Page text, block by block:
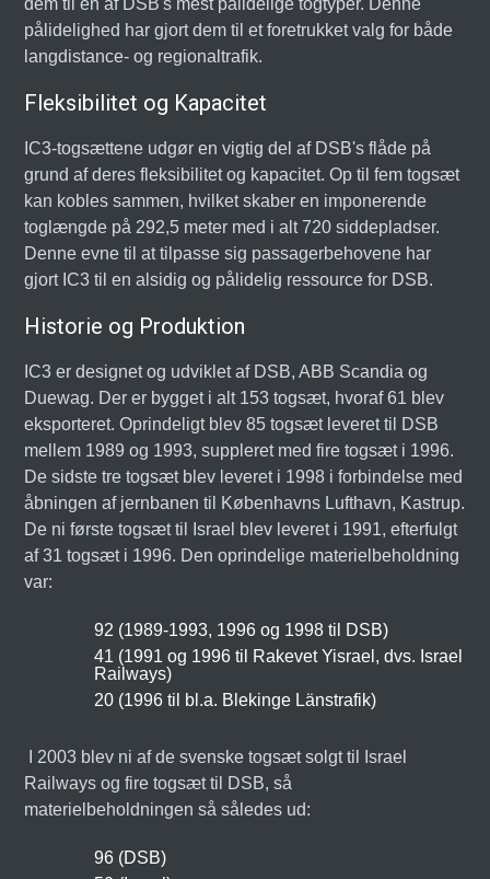
dem til en af DSB's mest pålidelige togtyper. Denne
pålidelighed har gjort dem til et foretrukket valg for både
langdistance- og regionaltrafik.
Fleksibilitet og Kapacitet
IC3-togsættene udgør en vigtig del af DSB's flåde på
grund af deres fleksibilitet og kapacitet. Op til fem togsæt
kan kobles sammen, hvilket skaber en imponerende
toglængde på 292,5 meter med i alt 720 siddepladser.
Denne evne til at tilpasse sig passagerbehovene har
gjort IC3 til en alsidig og pålidelig ressource for DSB.
Historie og Produktion
IC3 er designet og udviklet af DSB, ABB Scandia og
Duewag. Der er bygget i alt 153 togsæt, hvoraf 61 blev
eksporteret. Oprindeligt blev 85 togsæt leveret til DSB
mellem 1989 og 1993, suppleret med fire togsæt i 1996.
De sidste tre togsæt blev leveret i 1998 i forbindelse med
åbningen af jernbanen til Københavns Lufthavn, Kastrup.
De ni første togsæt til Israel blev leveret i 1991, efterfulgt
af 31 togsæt i 1996. Den oprindelige materielbeholdning
var:
92 (1989-1993, 1996 og 1998 til DSB)
41 (1991 og 1996 til Rakevet Yisrael, dvs. Israel
Railways)
20 (1996 til bl.a. Blekinge Länstrafik)
I 2003 blev ni af de svenske togsæt solgt til Israel
Railways og fire togsæt til DSB, så
materielbeholdningen så således ud:
96 (DSB)